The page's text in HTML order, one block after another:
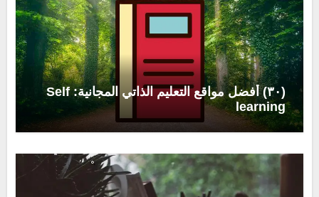
(٣٠) أفضل مواقع التعليم الذاتي المجانية: Self
learning